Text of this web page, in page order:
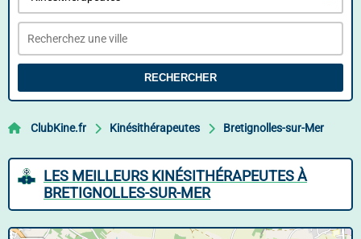
RECHERCHER
ClubKine.fr Kinésithérapeutes Bretignolles-sur-Mer
LES MEILLEURS KINÉSITHÉRAPEUTES À
BRETIGNOLLES-SUR-MER